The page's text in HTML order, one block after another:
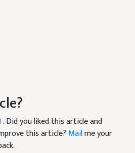
. Did you liked this article and
this article? Mailme your